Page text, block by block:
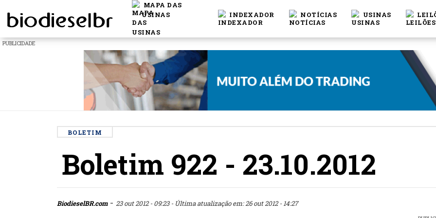
MAPA DAS
USINAS
INDEXADOR NOTÍCIAS USINAS
PUBLICIDADE
BOLETIM
Boletim 922 - 23.10.2012
BiodieselBR.com- 23 out 2012 - 09:23 - Última atualização em: 26 out 2012 - 14:27